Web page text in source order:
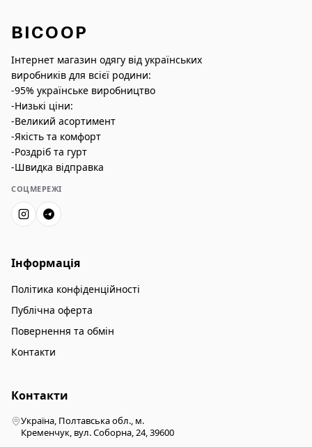
BICOOP
Інтернет магазин одягу від українських
виробників для всієї родини:
-95% українське виробництво
-Низькі ціни:
-Великий асортимент
-Якість та комфорт
-Роздріб та гурт
-Швидка відправка
СОЦМЕРЕЖІ
Інформація
Політика конфіденційності
Публічна оферта
Повернення та обмін
Контакти
Контакти
Україна, Полтавська обл., м.
Кременчук, вул. Соборна, 24, 39600